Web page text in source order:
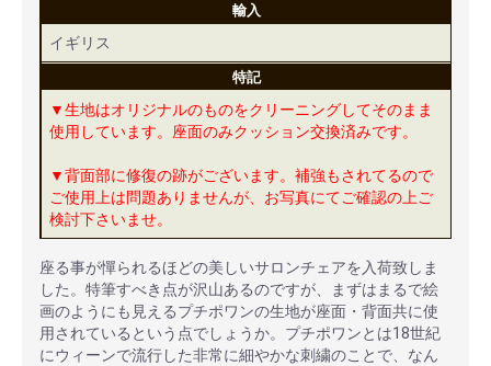
輸入
イギリス
特記
▼生地はオリジナルのものをクリーニングしてそのまま
使用しています。座面のみクッション交換済みです。
▼背面部に修復の跡がございます。補強もされてるので
ご使用上は問題ありませんが、お写真にてご確認の上ご
検討下さいませ。
座る事が憚られるほどの美しいサロンチェアを入荷致しま
した。特筆すべき点が沢山あるのですが、まずはまるで絵
画のようにも見えるプチポワンの生地が座面・背面共に使
用されているという点でしょうか。プチポワンとは18世紀
にウィーンで流行した非常に細やかな刺繍のことで、なん